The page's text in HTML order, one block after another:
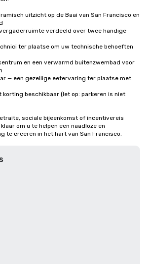
uitzicht op de Baai van San Francisco en
verdeeld over twee handige
ter plaatse om uw technische behoeften
en een verwarmd buitenzwembad voor
— een gezellige eetervaring ter plaatse met
beschikbaar (let op: parkeren is niet
sociale bijeenkomst of incentivereis
om u te helpen een naadloze en
te creëren in het hart van San Francisco.